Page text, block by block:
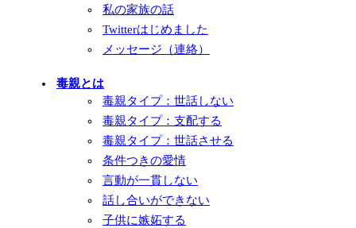
私の家族の話
Twitterはじめました
メッセージ（連絡）
毒親とは
毒親タイプ：世話しない
毒親タイプ：支配する
毒親タイプ：世話させる
条件つきの愛情
言動が一貫しない
話し合いができない
子供に嫉妬する